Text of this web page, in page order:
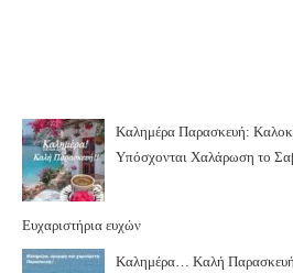
Καλημέρα Παρασκευή:
Υπόσχονται Χαλάρωση το
Ευχαριστήρια ευχών
Καλημέρα… Καλή Παρασκευή